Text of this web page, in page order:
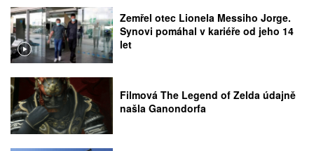
Zemřel otec Lionela Messiho Jorge.
Synovi pomáhal v kariéře od jeho 14
let
Filmová The Legend of Zelda údajně
našla Ganondorfa